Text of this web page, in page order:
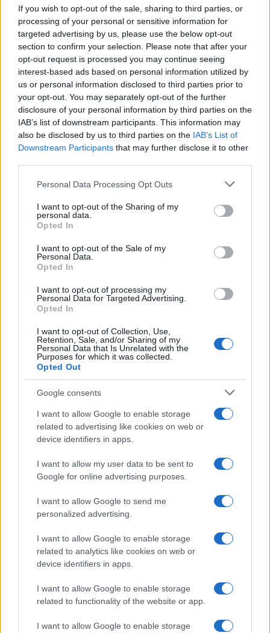
If you wish to opt-out of the sale, sharing to third parties, or
processing of your personal or sensitive information for
targeted advertising by us, please use the below opt-out
section to confirm your selection. Please note that after your
opt-out request is processed you may continue seeing
interest-based ads based on personal information utilized by
us or personal information disclosed to third parties prior to
your opt-out. You may separately opt-out of the further
disclosure of your personal information by third parties on the
IAB’s list of downstream participants. This information may
also be disclosed by us to third parties on the IAB’s List of
Downstream Participants that may further disclose it to other
Please note that this website/app uses one or more Google
not limited to your visit or usage behaviour. You may click to
grant or deny consent to Google and its third-party tags to
use your data for below specified purposes in below Google
consent section.
Personal Data Processing Opt Outs
I want to opt-out of the Sharing of my
personal data.
Opted In
I want to opt-out of the Sale of my
Personal Data.
Opted In
I want to opt-out of processing my
Personal Data for Targeted Advertising.
Opted In
I want to opt-out of Collection, Use,
Retention, Sale, and/or Sharing of my
Personal Data that Is Unrelated with the
Purposes for which it was collected.
Opted Out
Google consents
I want to allow Google to enable storage
related to advertising like cookies on web or
device identifiers in apps.
I want to allow my user data to be sent to
Google for online advertising purposes.
I want to allow Google to send me
personalized advertising.
I want to allow Google to enable storage
related to analytics like cookies on web or
device identifiers in apps.
I want to allow Google to enable storage
related to functionality of the website or app.
I want to allow Google to enable storage
TEMI: Comune Di Luras
Leonardo Lutzoni
Lutto Luras
Mauro Zuncheddu
Notizie Luras
Notizie Sardegna
Inviaci le tue segnalazioni,
i tuoi video e le tue foto
Su WhatsApp al numero +39
345 356 7512
Notizie in tempo reale?
Entra nel canale telegram di
Ricevi le nostre ultime news
daGoogle News
Condividi l'articolo
F
a
ce
b
o
o
k
T
w
it
te
r
Pi
n
te
re
st
W
h
at
s
A
p
p
S
h
re
Prossimo articolo
NOTIZIE RECENTI
Le previsioni meteo per il weekend a Olbia e in
Gallura
Michelle Hunziker in Gallura, bella anche dal